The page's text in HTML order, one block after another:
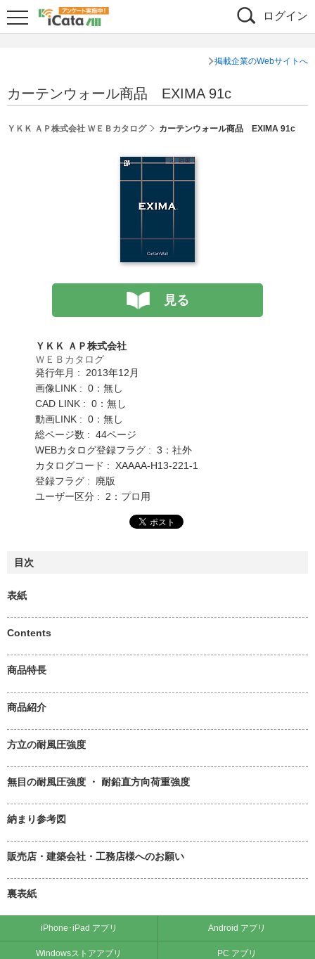
ログイン
掲載企業のWebサイトへ
カーテンウォール商品 EXIMA 91c
ＹＫＫ ＡＰ株式会社 ＷＥＢカタログ カーテンウォール商品 EXIMA 91c
見る
ＹＫＫ ＡＰ株式会社
ＷＥＢカタログ
発行年月 : 2013年12月
画像LINK : 0：無し
CAD LINK : 0：無し
動画LINK : 0：無し
総ページ数 : 44ページ
WEBカタログ登録フラグ : 3：社外
カタログコード : XAAAA-H13-221-1
登録フラグ : 廃版
ユーザー区分 : 2：プロ用
目次
表紙
Contents
商品特長
商品紹介
方立の耐風圧強度
無目の耐風圧強度 ・ 耐鉛直方向荷重強度
納まり参考図
販売店・建築会社・工務店様へのお願い
裏表紙
iPhone･iPad アプリ Android アプリ
Windowsストアアプリ PC アプリ